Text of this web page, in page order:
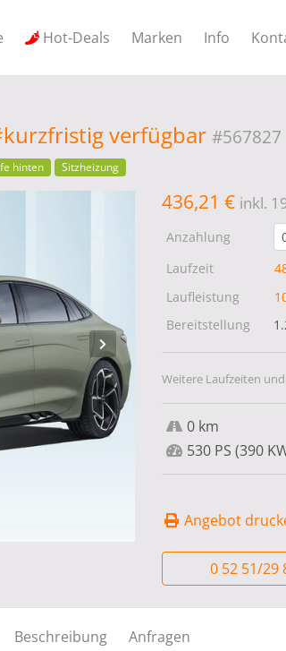
Hot-Deals Marken Info
verfügbar #567827
hinten Sitzheizung
436,21 € inkl.
Anzahlung
Laufzeit
Laufleistung
Bereitstellung
Weitere Laufzeiten
0 km
530 PS (390
Angebot
0 52 51/29
Beschreibung Anfragen